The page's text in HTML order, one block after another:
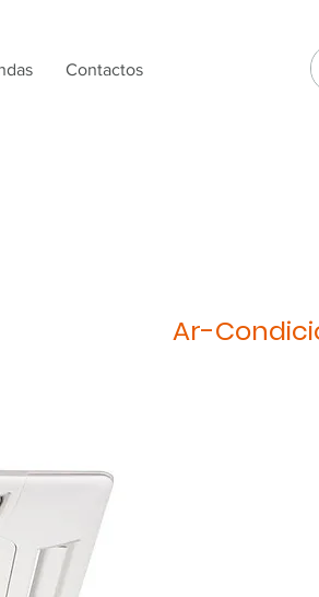
Contactos
Ar-